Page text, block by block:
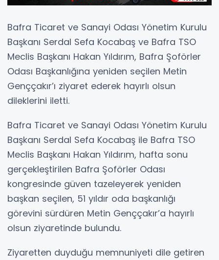
Bafra Ticaret ve Sanayi Odası Yönetim Kurulu
Başkanı Serdal Sefa Kocabaş ve Bafra TSO
Meclis Başkanı Hakan Yıldırım, Bafra Şoförler
Odası Başkanlığına yeniden seçilen Metin
Genççakır’ı ziyaret ederek hayırlı olsun
dileklerini iletti.
Bafra Ticaret ve Sanayi Odası Yönetim Kurulu
Başkanı Serdal Sefa Kocabaş ile Bafra TSO
Meclis Başkanı Hakan Yıldırım, hafta sonu
gerçekleştirilen Bafra Şoförler Odası
kongresinde güven tazeleyerek yeniden
başkan seçilen, 51 yıldır oda başkanlığı
görevini sürdüren Metin Genççakır’a hayırlı
olsun ziyaretinde bulundu.
Ziyaretten duyduğu memnuniyeti dile getiren